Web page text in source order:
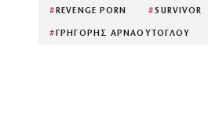
# REVENGE PORN #SURVIVOR
# ΓΡΗΓΟΡΗΣ ΑΡΝΑΟΥΤΟΓΛΟΥ